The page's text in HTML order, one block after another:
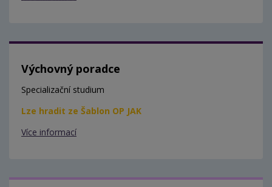
Výchovný poradce
Specializační studium
Lze hradit ze Šablon OP JAK
Více informací